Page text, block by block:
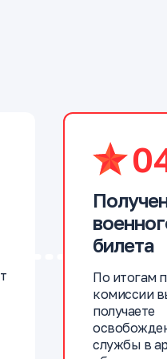
билета
По итогам
комиссии
получаете
службы в